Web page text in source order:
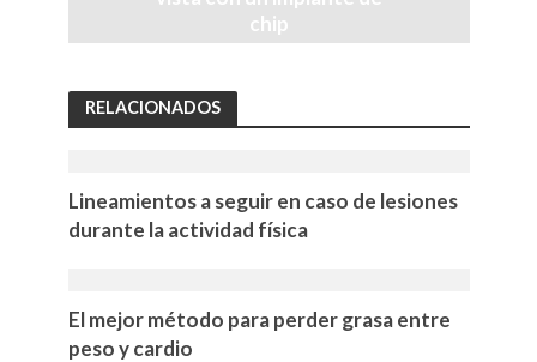
chip
RELACIONADOS
Lineamientos a seguir en caso de lesiones
durante la actividad física
El mejor método para perder grasa entre
peso y cardio